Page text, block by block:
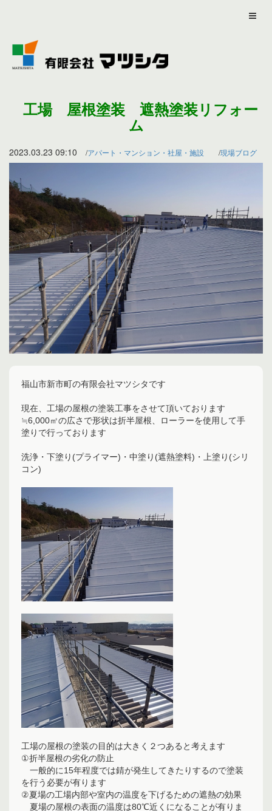
工場 屋根塗装 遮熱塗装リフォー
ム
2023.03.23 09:10 アパート・マンション・社屋・施設 現場ブログ
福山市新市町の有限会社マツシタです
現在、工場の屋根の塗装工事をさせて頂いております
≒6,000㎡の広さで形状は折半屋根、ローラーを使用して手
塗りで行っております
洗浄・下塗り(プライマー)・中塗り(遮熱塗料)・上塗り(シリ
コン)
工場の屋根の塗装の目的は大きく２つあると考えます
①折半屋根の劣化の防止
一般的に15年程度では錆が発生してきたりするので塗装
を行う必要が有ります
②夏場の工場内部や室内の温度を下げるための遮熱の効果
夏場の屋根の表面の温度は80℃近くになることが有りま